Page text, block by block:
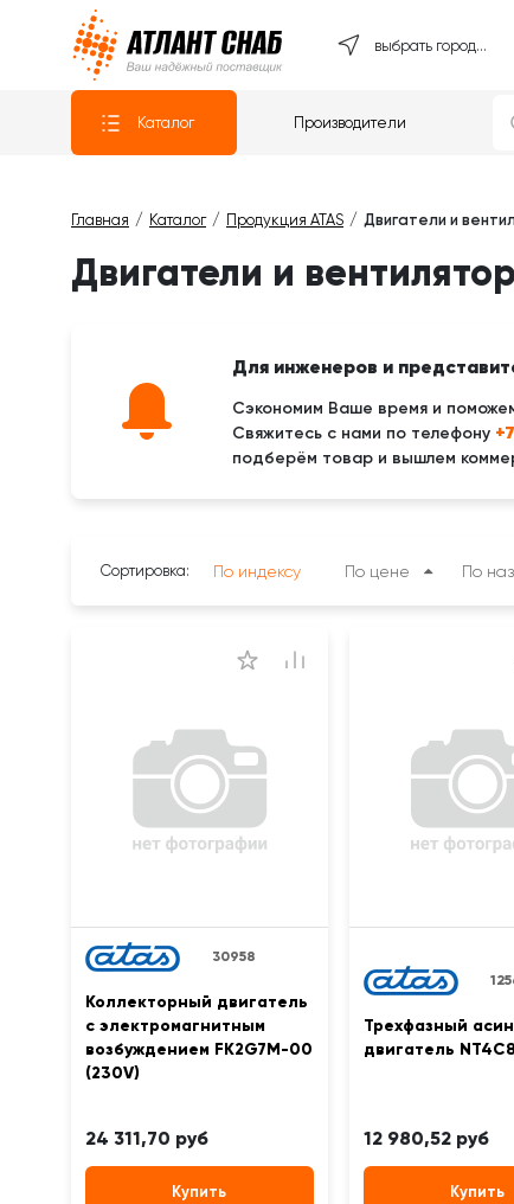
Атлантснаб
выбрать город...
Каталог Производители
Главная Каталог Продукция ATAS Двигатели и
Двигатели и
Для инженеров и
Сэкономим Ваше время и
Свяжитесь с нами по телефону
подберём товар и вышлем
Сортировка: По индексу По цене По
30958
Коллекторный двигатель
с электромагнитным
возбуждением FK2G7M-00
(230V)
24 311,70 руб
Купить
Трехфазный
двигатель
12 980,52 руб
Купить